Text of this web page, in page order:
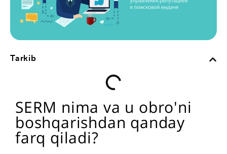
Tarkib
SERM nima va u obro'ni
boshqarishdan qanday
farq qiladi?